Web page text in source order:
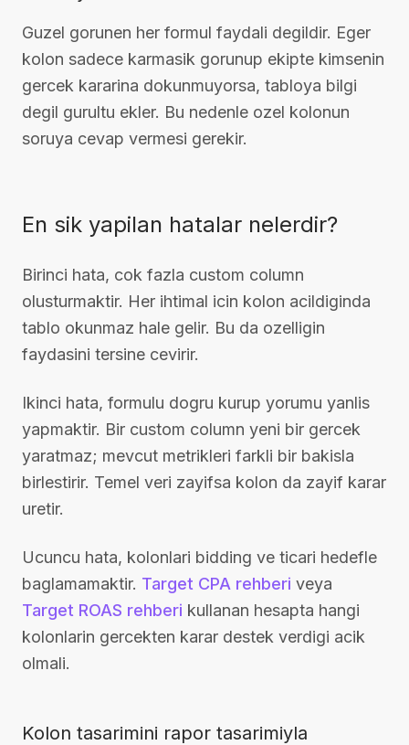
Guzel gorunen her formul faydali degildir. Eger
kolon sadece karmasik gorunup ekipte kimsenin
gercek kararina dokunmuyorsa, tabloya bilgi
degil gurultu ekler. Bu nedenle ozel kolonun
soruya cevap vermesi gerekir.
En sik yapilan hatalar nelerdir?
Birinci hata, cok fazla custom column
olusturmaktir. Her ihtimal icin kolon acildiginda
tablo okunmaz hale gelir. Bu da ozelligin
faydasini tersine cevirir.
Ikinci hata, formulu dogru kurup yorumu yanlis
yapmaktir. Bir custom column yeni bir gercek
yaratmaz; mevcut metrikleri farkli bir bakisla
birlestirir. Temel veri zayifsa kolon da zayif karar
uretir.
Ucuncu hata, kolonlari bidding ve ticari hedefle
baglamamaktir. Target CPA rehberi veya
Target ROAS rehberi kullanan hesapta hangi
kolonlarin gercekten karar destek verdigi acik
olmali.
Kolon tasarimini rapor tasarimiyla